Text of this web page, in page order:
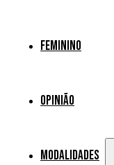
Feminino
Opinião
Modalidades